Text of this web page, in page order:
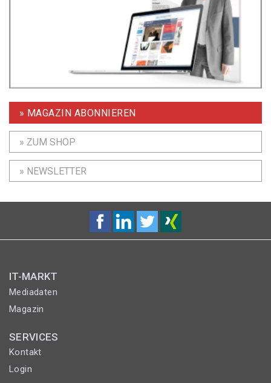
» MAGAZIN ABONNIEREN
» ZUM SHOP
» NEWSLETTER
IT-MARKT
Mediadaten
Magazin
SERVICES
Kontakt
Login